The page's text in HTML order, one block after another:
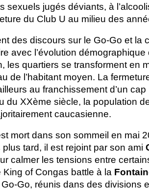
sexuels jugés déviants, à
du Club U au milieu des
des discours sur le Go-Go et la
avec l’évolution
les quartiers se transforment en
de l’habitant moyen. La
au franchissement d’un
du XXème siècle, la population
caucasienne.
mort dans son sommeil en mai
tard, il est rejoint par son ami
calmer les tensions entre
King of Congas battle à la
Go, réunis dans des divisions